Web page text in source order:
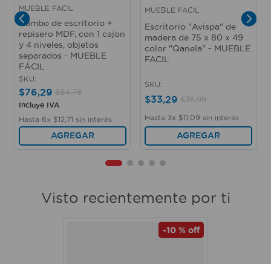
MUEBLE FACIL
Combo de escritorio +
repisero MDF, con 1 cajon
y 4 niveles, objetos
separados - MUEBLE
FÁCIL
SKU:
$76,29 $84,76
Incluye IVA
Hasta 6x $12 71 sin interés
AGREGAR
MUEBLE FACIL
Escritorio "Avispa" de
madera de 75 x 80 x 49
color "Qanela" - MUEBLE
FACIL
SKU:
$33,29 $36,99
Hasta 3x $11 09 sin interés
AGREGAR
Visto recientemente por ti
-10 % off